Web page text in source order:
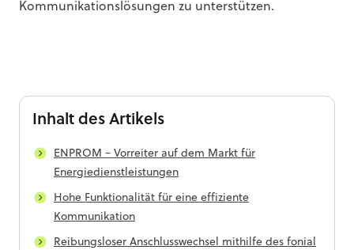
Kommunikationslösungen zu unterstützen.
Inhalt des Artikels
ENPROM – Vorreiter auf dem Markt für
Energiedienstleistungen
Hohe Funktionalität für eine effiziente
Kommunikation
Reibungsloser Anschlusswechsel mithilfe des fonial